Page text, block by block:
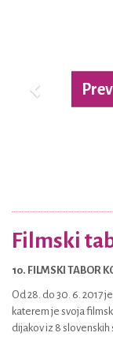
Filmski
10. FILMSKI TABOR
Od 28. do 30. 6. 2017
katerem je svoja
dijakov iz 8 slovenskih